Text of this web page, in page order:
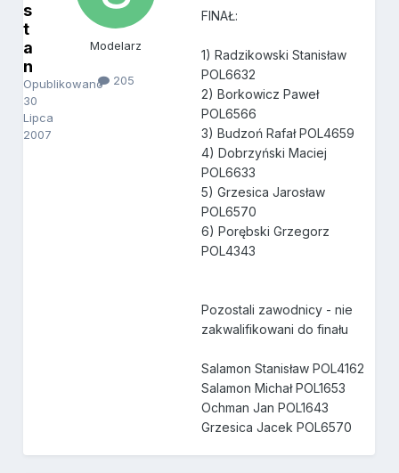
s
t
a
n
Opublikowano
30
Lipca
2007
Modelarz
205
FINAŁ:
1) Radzikowski Stanisław
POL6632
2) Borkowicz Paweł
POL6566
3) Budzoń Rafał POL4659
4) Dobrzyński Maciej
POL6633
5) Grzesica Jarosław
POL6570
6) Porębski Grzegorz
POL4343
Pozostali zawodnicy - nie
zakwalifikowani do finału
Salamon Stanisław POL4162
Salamon Michał POL1653
Ochman Jan POL1643
Grzesica Jacek POL6570